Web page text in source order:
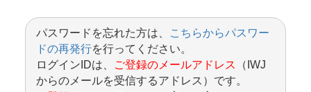
パスワードを忘れた方は、
こちらからパスワー
ドの再発行を行ってください。
ログインIDは、
ご登録のメールアドレス
（IWJ
からのメールを受信するアドレス）です。